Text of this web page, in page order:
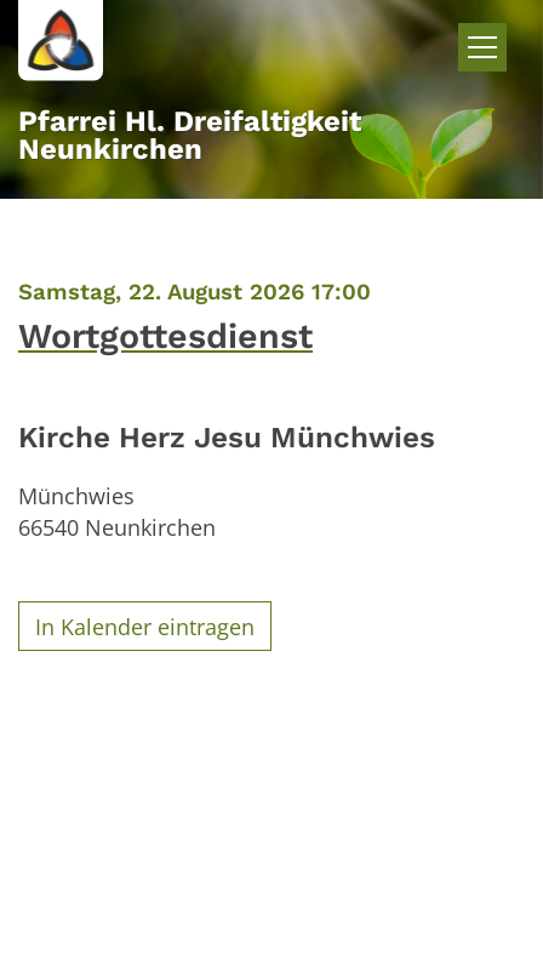
Zum Inhalt springen
Pfarrei Hl. Dreifaltigkeit
Neunkirchen
Samstag, 22. August 2026 17:00
Wortgottesdienst
Kirche Herz Jesu Münchwies
Münchwies
66540 Neunkirchen
In Kalender eintragen